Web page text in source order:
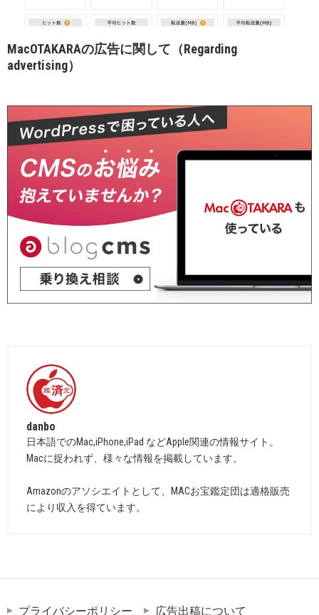
MacOTAKARAの広告に関して（Regarding
advertising）
danbo
日本語でのMac,iPhone,iPad などApple関連の情報サイト。
Macに捉われず、様々な情報を掲載しています。
Amazonのアソシエイトとして、MACお宝鑑定団は適格販売
により収入を得ています。
プライバシーポリシー 広告出稿について